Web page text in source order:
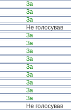
За
За
За
Не голосував
За
За
За
За
За
За
За
За
За
Не голосував